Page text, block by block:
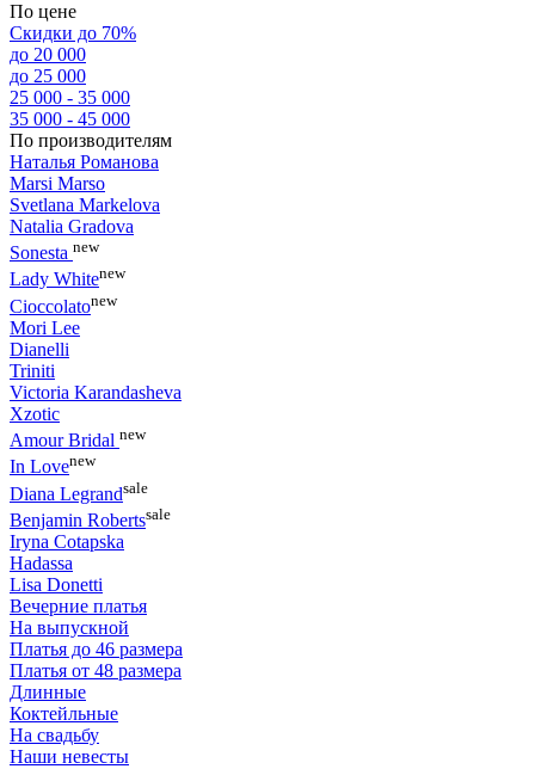
По цене
Скидки до 70%
до 20 000
до 25 000
25 000 - 35 000
35 000 - 45 000
По производителям
Наталья Романова
Marsi Marsо
Svetlana Markelova
Natalia Gradova
Sonesta new
Lady Whitenew
Cioccolatonew
Mori Lee
Dianelli
Triniti
Victoria Karandasheva
Xzotic
Amour Bridal new
In Lovenew
Diana Legrandsale
Benjamin Robertssale
Iryna Cotapska
Hadassa
Lisa Donetti
Вечерние платья
На выпускной
Платья до 46 размера
Платья от 48 размера
Длинные
Коктейльные
На свадьбу
Наши невесты